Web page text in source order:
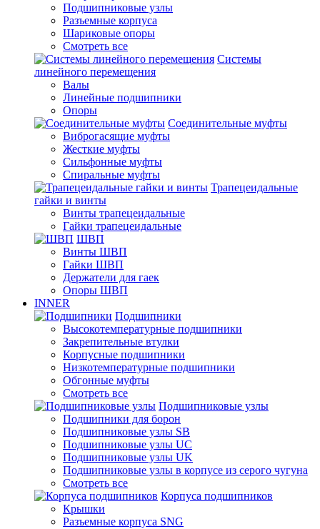
Подшипниковые узлы
Разъемные корпуса
Шариковые опоры
Смотреть все
Системы
линейного перемещения
Валы
Линейные подшипники
Опоры
Соединительные муфты
Виброгасящие муфты
Жесткие муфты
Сильфонные муфты
Спиральные муфты
Трапецеидальные
гайки и винты
Винты трапецеидальные
Гайки трапецеидальные
ШВП
Винты ШВП
Гайки ШВП
Держатели для гаек
Опоры ШВП
INNER
Подшипники
Высокотемпературные подшипники
Закрепительные втулки
Корпусные подшипники
Низкотемпературные подшипники
Обгонные муфты
Смотреть все
Подшипниковые узлы
Подшипники для борон
Подшипниковые узлы SB
Подшипниковые узлы UC
Подшипниковые узлы UK
Подшипниковые узлы в корпусе из серого чугуна
Смотреть все
Корпуса подшипников
Крышки
Разъемные корпуса SNG